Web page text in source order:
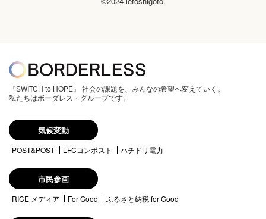
『SWITCH to HOPE』 社会の課題を、みんなの希望へ変えていく。
私たちはボーダレス・グループです。
気候変動
POST&POST LFCコンポスト ハチドリ電力
市民参画
RICE メディア For Good ふるさと納税 for Good